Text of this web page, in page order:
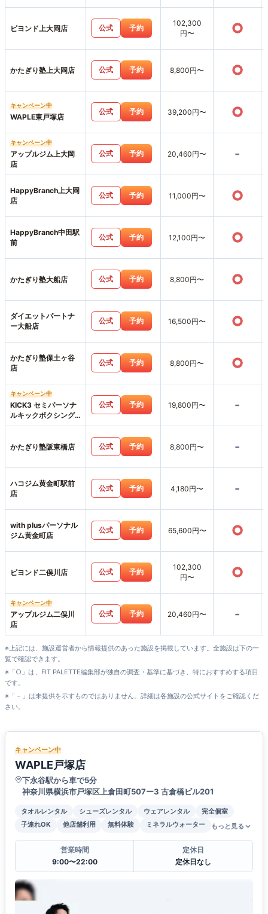
ビヨンド上大岡店 公式 予約
102,300
円〜
○
かたぎり塾上大岡店 公式 予約 8,800円〜 ○
キャンペーン中
WAPLE東戸塚店
公式 予約 39,200円〜 ○
キャンペーン中
アップルジム上大岡
店
公式 予約 20,460円〜 -
HappyBranch上大岡
店
公式 予約 11,000円〜 ○
HappyBranch中田駅
前
公式 予約 12,100円〜 ○
かたぎり塾大船店 公式 予約 8,800円〜 ○
ダイエットパートナ
ー大船店
公式 予約 16,500円〜 ○
かたぎり塾保土ヶ谷
店
公式 予約 8,800円〜 ○
キャンペーン中
KICK3 セミパーソナ
ルキックボクシング
ジム二俣川店
公式 予約 19,800円〜 -
かたぎり塾阪東橋店 公式 予約 8,800円〜 -
ハコジム黄金町駅前
店
公式 予約 4,180円〜 -
with plusパーソナル
ジム黄金町店
公式 予約 65,600円〜 ○
ビヨンド二俣川店 公式 予約
102,300
円〜
○
キャンペーン中
アップルジム二俣川
店
公式 予約 20,460円〜 -
※上記には、施設運営者から情報提供のあった施設を掲載しています。全施設は下の一
覧で確認できます。
※「○」は、FIT PALETTE編集部が独自の調査・基準に基づき、特におすすめする項目
です。
※「－」は未提供を示すものではありません。詳細は各施設の公式サイトをご確認くだ
さい。
キャンペーン中
WAPLE戸塚店
下永谷駅から車で5分
神奈川県横浜市戸塚区上倉田町507ー3 古倉橋ビル201
タオルレンタル シューズレンタル ウェアレンタル
完全個室
子連れOK
他店舗利用 無料体験 ミネラルウォーター もっと見る
営業時間
9:00〜22:00
定休日
定休日なし